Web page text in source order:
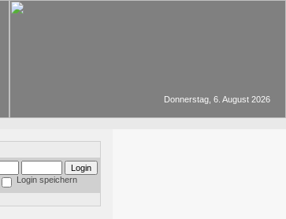
Donnerstag, 6. August 2026
Login speichern